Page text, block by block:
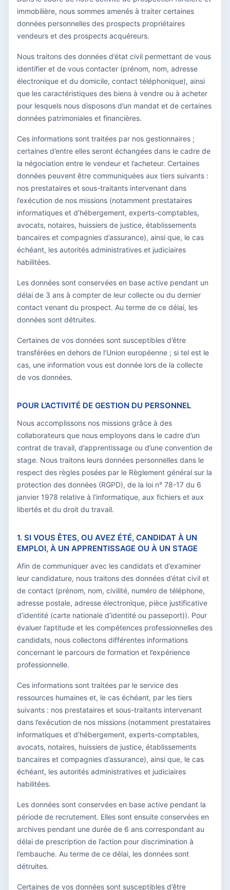
immobilière, nous sommes amenés à traiter certaines
données personnelles des prospects propriétaires
vendeurs et des prospects acquéreurs.
Nous traitons des données d’état civil permettant de vous
identifier et de vous contacter (prénom, nom, adresse
électronique et du domicile, contact téléphonique), ainsi
que les caractéristiques des biens à vendre ou à acheter
pour lesquels nous disposons d’un mandat et de certaines
données patrimoniales et financières.
Ces informations sont traitées par nos gestionnaires ;
certaines d’entre elles seront échangées dans le cadre de
la négociation entre le vendeur et l’acheteur. Certaines
données peuvent être communiquées aux tiers suivants :
nos prestataires et sous-traitants intervenant dans
l’exécution de nos missions (notamment prestataires
informatiques et d’hébergement, experts-comptables,
avocats, notaires, huissiers de justice, établissements
bancaires et compagnies d’assurance), ainsi que, le cas
échéant, les autorités administratives et judiciaires
habilitées.
Les données sont conservées en base active pendant un
délai de 3 ans à compter de leur collecte ou du dernier
contact venant du prospect. Au terme de ce délai, les
données sont détruites.
Certaines de vos données sont susceptibles d’être
transférées en dehors de l’Union européenne ; si tel est le
cas, une information vous est donnée lors de la collecte
de vos données.
POUR L’ACTIVITÉ DE GESTION DU PERSONNEL
Nous accomplissons nos missions grâce à des
collaborateurs que nous employons dans le cadre d’un
contrat de travail, d’apprentissage ou d’une convention de
stage. Nous traitons leurs données personnelles dans le
respect des règles posées par le Règlement général sur la
protection des données (RGPD), de la loi n° 78-17 du 6
janvier 1978 relative à l’informatique, aux fichiers et aux
libertés et du droit du travail.
1. SI VOUS ÊTES, OU AVEZ ÉTÉ, CANDIDAT À UN
EMPLOI, À UN APPRENTISSAGE OU À UN STAGE
Afin de communiquer avec les candidats et d’examiner
leur candidature, nous traitons des données d’état civil et
de contact (prénom, nom, civilité, numéro de téléphone,
adresse postale, adresse électronique, pièce justificative
d’identité (carte nationale d’identité ou passeport)). Pour
évaluer l’aptitude et les compétences professionnelles des
candidats, nous collectons différentes informations
concernant le parcours de formation et l’expérience
professionnelle.
Ces informations sont traitées par le service des
ressources humaines et, le cas échéant, par les tiers
suivants : nos prestataires et sous-traitants intervenant
dans l’exécution de nos missions (notamment prestataires
informatiques et d’hébergement, experts-comptables,
avocats, notaires, huissiers de justice, établissements
bancaires et compagnies d’assurance), ainsi que, le cas
échéant, les autorités administratives et judiciaires
habilitées.
Les données sont conservées en base active pendant la
période de recrutement. Elles sont ensuite conservées en
archives pendant une durée de 6 ans correspondant au
délai de prescription de l’action pour discrimination à
l’embauche. Au terme de ce délai, les données sont
détruites.
Certaines de vos données sont susceptibles d’être